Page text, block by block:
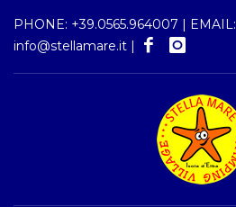
PHONE: +39.0565.964007 | EMAIL:
info@stellamare.it |